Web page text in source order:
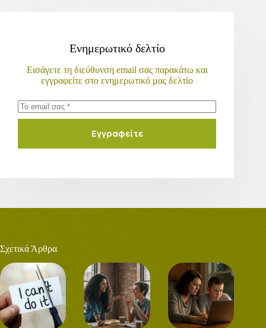
Ενημερωτικό δελτίο
Εισάγετε τη διεύθυνση email σας παρακάτω και
εγγραφείτε στο ενημερωτικό μας δελτίο
Εγγραφείτε
Σχετικά Άρθρα